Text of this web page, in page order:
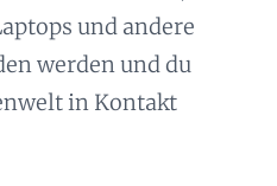
und andere
werden und du
in Kontakt